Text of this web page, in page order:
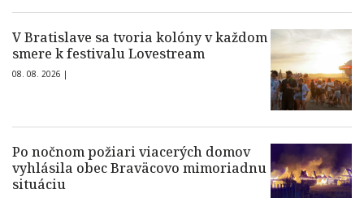
V Bratislave sa tvoria kolóny v každom
smere k festivalu Lovestream
08. 08. 2026 |
Po nočnom požiari viacerých domov
vyhlásila obec Braväcovo mimoriadnu
situáciu